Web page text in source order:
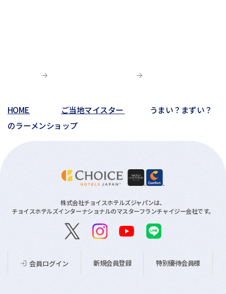
HOME ご当地マイスター
うまい？まずい？
のラーメンショップ
株式会社チョイスホテルズジャパンは、
チョイスホテルズインターナショナルのマスターフランチャイジー会社です。
会員ログイン 新規会員登録 特別優待会員様